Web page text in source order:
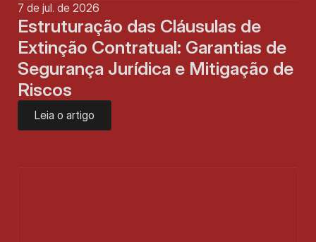
7 de jul. de 2026
Estruturação das Cláusulas de
Extinção Contratual: Garantias de
Segurança Jurídica e Mitigação de
Riscos
Leia o artigo